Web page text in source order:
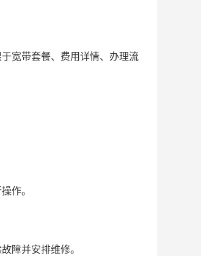
宽带套餐、费用详情、办理流
作。
障并安排维修。